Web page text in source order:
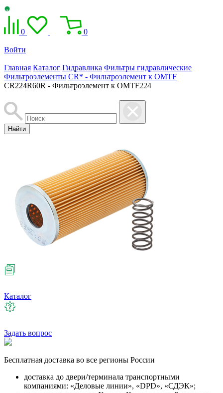
0 0
Войти
Главная Каталог Гидравлика Фильтры гидравлические
Фильтроэлементы CR* - Фильтроэлемент к OMTF
CR224R60R - Фильтроэлемент к OMTF224
Найти
Каталог
Задать вопрос
Бесплатная доставка во все регионы России
доставка до двери/терминала транспортными
компаниями: «Деловые линии», «DPD», «СДЭК»;